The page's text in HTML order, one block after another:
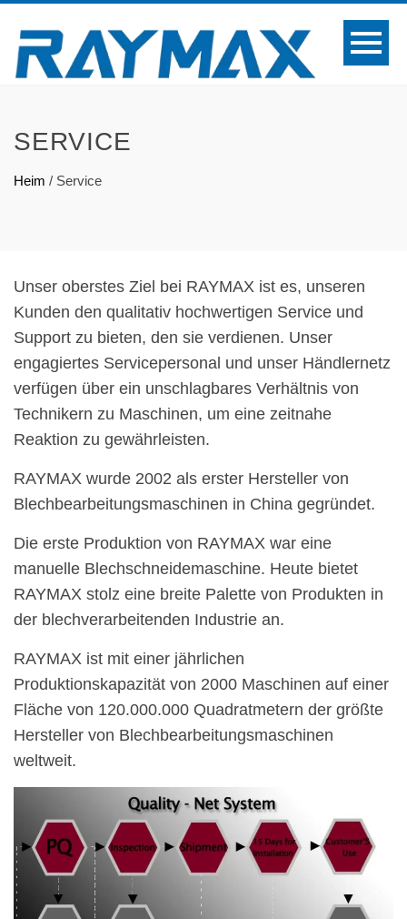
SERVICE
Heim / Service
Unser oberstes Ziel bei RAYMAX ist es, unseren
Kunden den qualitativ hochwertigen Service und
Support zu bieten, den sie verdienen. Unser
engagiertes Servicepersonal und unser Händlernetz
verfügen über ein unschlagbares Verhältnis von
Technikern zu Maschinen, um eine zeitnahe
Reaktion zu gewährleisten.
RAYMAX wurde 2002 als erster Hersteller von
Blechbearbeitungsmaschinen in China gegründet.
Die erste Produktion von RAYMAX war eine
manuelle Blechschneidemaschine. Heute bietet
RAYMAX stolz eine breite Palette von Produkten in
der blechverarbeitenden Industrie an.
RAYMAX ist mit einer jährlichen
Produktionskapazität von 2000 Maschinen auf einer
Fläche von 120.000.000 Quadratmetern der größte
Hersteller von Blechbearbeitungsmaschinen
weltweit.